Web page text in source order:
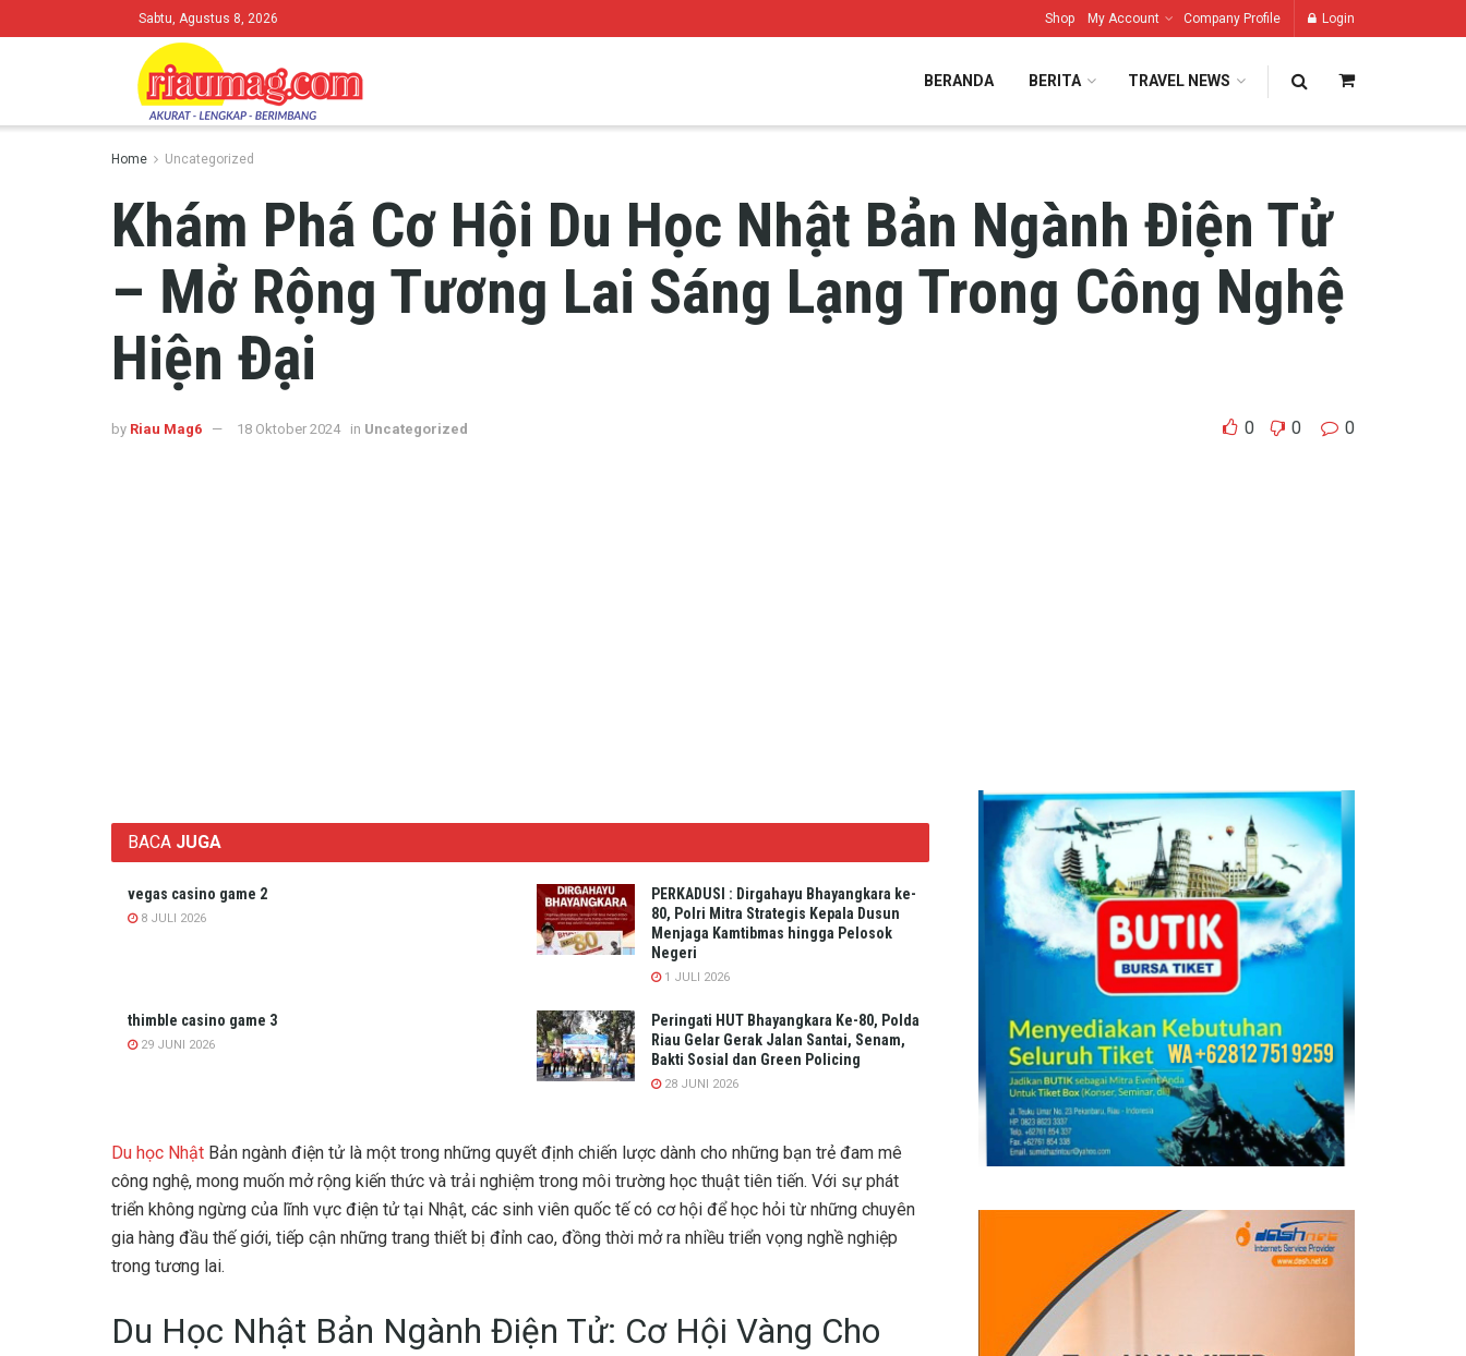
Sabtu, Agustus 8, 2026 Shop My Account Company Profile Login
BERANDA BERITA TRAVEL NEWS
Home Uncategorized
Khám Phá Cơ Hội Du Học Nhật Bản Ngành Điện Tử
– Mở Rộng Tương Lai Sáng Lạng Trong Công Nghệ
Hiện Đại
by Riau Mag6 18 Oktober 2024 in Uncategorized 0 0 0
BACA JUGA
vegas casino game 2
8 JULI 2026
PERKADUSI : Dirgahayu Bhayangkara ke-
80, Polri Mitra Strategis Kepala Dusun
Menjaga Kamtibmas hingga Pelosok
Negeri
1 JULI 2026
thimble casino game 3
29 JUNI 2026
Peringati HUT Bhayangkara Ke-80, Polda
Riau Gelar Gerak Jalan Santai, Senam,
Bakti Sosial dan Green Policing
28 JUNI 2026
Du học Nhật Bản ngành điện tử là một trong những quyết định chiến lược dành cho những bạn trẻ đam mê
công nghệ, mong muốn mở rộng kiến thức và trải nghiệm trong môi trường học thuật tiên tiến. Với sự phát
triển không ngừng của lĩnh vực điện tử tại Nhật, các sinh viên quốc tế có cơ hội để học hỏi từ những chuyên
gia hàng đầu thế giới, tiếp cận những trang thiết bị đỉnh cao, đồng thời mở ra nhiều triển vọng nghề nghiệp
trong tương lai.
Du Học Nhật Bản Ngành Điện Tử: Cơ Hội Vàng Cho